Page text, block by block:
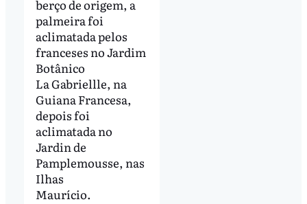
berço de origem, a
palmeira foi
aclimatada pelos
franceses no Jardim
Botânico
La Gabriellle, na
Guiana Francesa,
depois foi
aclimatada no
Jardin de
Pamplemousse, nas
Ilhas
Maurício.